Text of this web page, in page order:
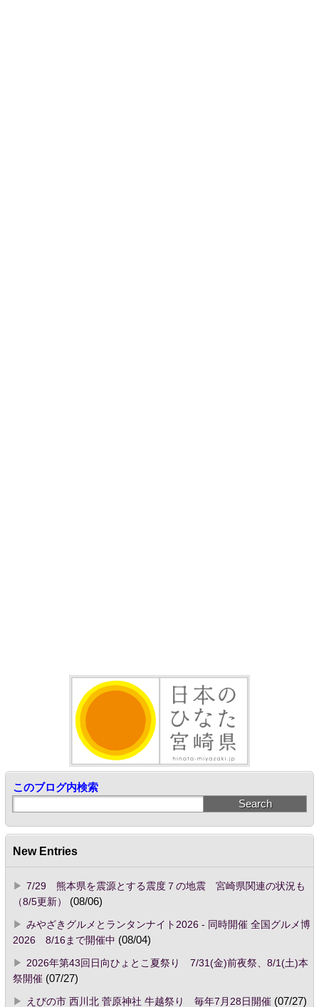
このブログ内検索
New Entries
7/29 熊本県を震源とする震度７の地震 宮崎県関連の状況も
（8/5更新）
(08/06)
みやざきグルメとランタンナイト2026 - 同時開催 全国グルメ博
2026 8/16まで開催中 (08/04)
2026年第43回日向ひょとこ夏祭り 7/31(金)前夜祭、8/1(土)本
祭開催(07/27)
えびの市 西川北 菅原神社 牛越祭り 毎年7月28日開催(07/27)